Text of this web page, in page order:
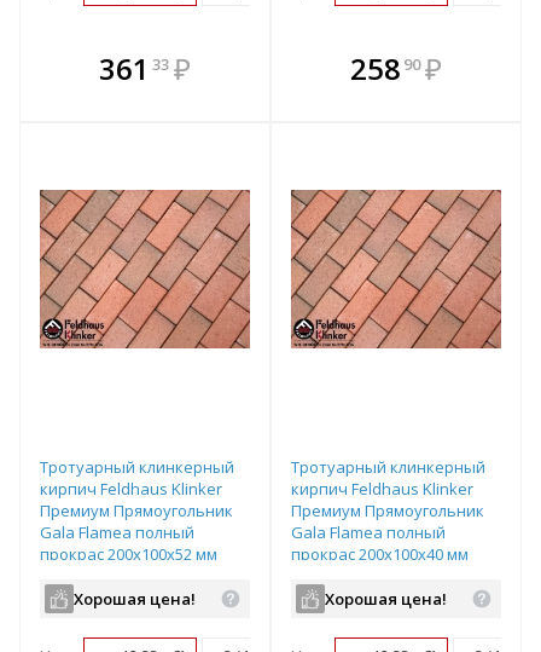
361 33 ₽
В комплекте
всегда выгоднее!
В комплекте
всегда выгоднее!
258 90 ₽
Тротуарный клинкерный
кирпич Feldhaus Klinker
Премиум Прямоугольник
Gala Flamea полный
прокрас 200х100х52 мм
Хорошая цена!
Тротуарный клинкерный
кирпич Feldhaus Klinker
Премиум Прямоугольник
Gala Flamea полный
прокрас 200х100х40 мм
Хорошая цена!